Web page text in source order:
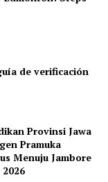
de verificación
Provinsi Jawa
Pramuka
Menuju Jambore